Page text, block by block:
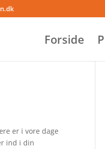
Forside
er i vore dage
ind i din